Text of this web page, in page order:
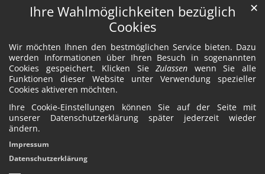
Ihre Wahlmöglichkeiten bezüglich
Cookies
Wir möchten Ihnen den bestmöglichen Service bieten. Dazu
werden Informationen über Ihren Besuch in sogenannten
Cookies gespeichert. Klicken SieZulassen wenn Sie alle
Funktionen dieser Website unter Verwendung spezieller
Cookies aktiveren möchten.
Ihre Cookie-Einstellungen können Sie auf der Seite mit
unserer Datenschutzerklärung später jederzeit wieder
ändern.
✕
Impressum
Datenschutzerklärung